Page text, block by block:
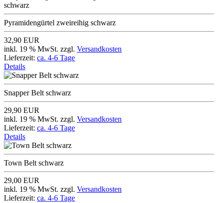
Pyramidengürtel zweireihig schwarz
32,90 EUR
inkl. 19 % MwSt. zzgl. Versandkosten
Lieferzeit: ca. 4-6 Tage
Details
Snapper Belt schwarz
29,90 EUR
inkl. 19 % MwSt. zzgl. Versandkosten
Lieferzeit: ca. 4-6 Tage
Details
Town Belt schwarz
29,00 EUR
inkl. 19 % MwSt. zzgl. Versandkosten
Lieferzeit: ca. 4-6 Tage